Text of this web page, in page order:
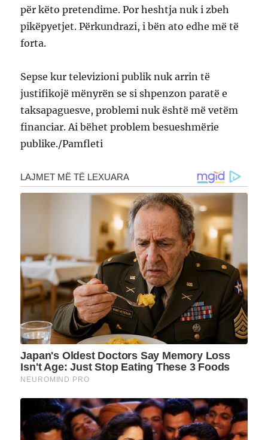
për këto pretendime. Por heshtja nuk i zbeh
pikëpyetjet. Përkundrazi, i bën ato edhe më të
forta.
Sepse kur televizioni publik nuk arrin të
justifikojë mënyrën se si shpenzon paratë e
taksapaguesve, problemi nuk është më vetëm
financiar. Ai bëhet problem besueshmërie
publike./Pamfleti